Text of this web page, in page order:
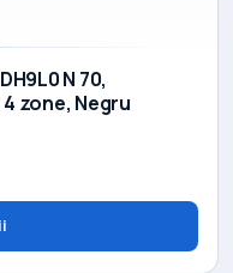
N 70,
zone, Negru